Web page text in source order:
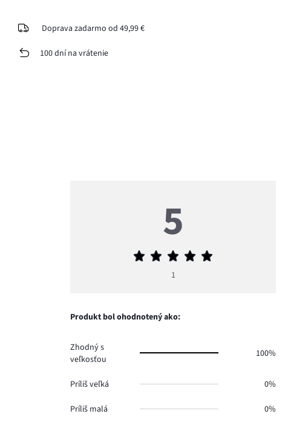
Doprava zadarmo od 49,99 €
100 dní na vrátenie
5
Priemerné
5
1
Produkt bol ohodnotený ako:
Zhodný s
veľkosťou
100%
Príliš veľká 0%
Príliš malá 0%